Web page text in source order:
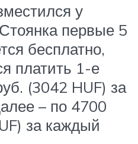
у
первые 5
бесплатно,
платить 1-е
(3042 HUF) за
– по 4700
за каждый